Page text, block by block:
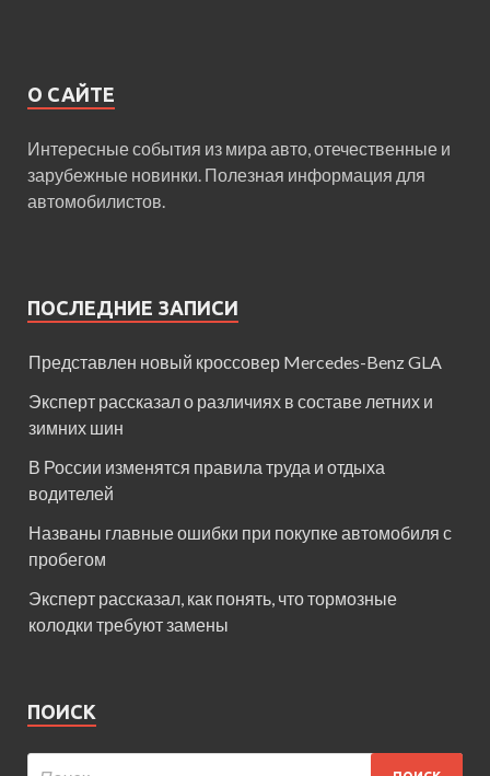
О САЙТЕ
Интересные события из мира авто, отечественные и
зарубежные новинки. Полезная информация для
автомобилистов.
ПОСЛЕДНИЕ ЗАПИСИ
Представлен новый кроссовер Mercedes-Benz GLA
Эксперт рассказал о различиях в составе летних и
зимних шин
В России изменятся правила труда и отдыха
водителей
Названы главные ошибки при покупке автомобиля с
пробегом
Эксперт рассказал, как понять, что тормозные
колодки требуют замены
ПОИСК